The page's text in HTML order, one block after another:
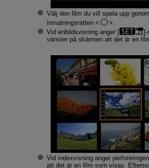
Välj den film du vill spela upp
inmatningsratten
Vid enbildsvisning anger [
]-
vänster på skärmen att det är en
Vid indexvisning anger
att det är en film som visas.